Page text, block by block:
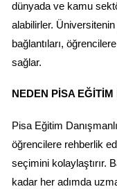
dünyada ve kamu
alabilirler. Üniversitenin
bağlantıları,
sağlar.
NEDEN PISA
Pisa Eğitim
öğrencilere rehberlik
seçimini kolaylaştırır.
kadar her adımda